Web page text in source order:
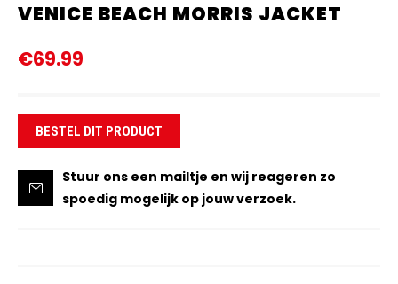
VENICE BEACH MORRIS JACKET
€69.99
BESTEL DIT PRODUCT
Stuur ons een mailtje en wij reageren zo
spoedig mogelijk op jouw verzoek.